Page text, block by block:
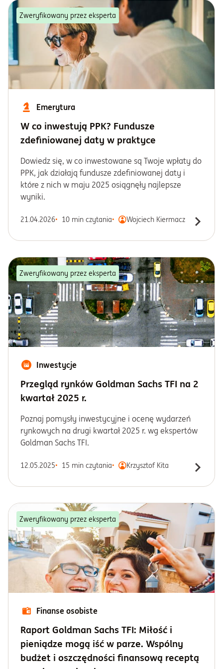
Informacje i dokumenty
O nas
Otwórz konto
Zweryfikowany przez eksperta
Emerytura
W co inwestują PPK? Fundusze
zdefiniowanej daty w praktyce
Dowiedz się, w co inwestowane są Twoje wpłaty do
PPK, jak działają fundusze zdefiniowanej daty i
które z nich w maju 2025 osiągnęły najlepsze
wyniki.
21.04.2026 10 min czytania Wojciech Kiermacz
Zweryfikowany przez eksperta
Inwestycje
Przegląd rynków Goldman Sachs TFI na 2
kwartał 2025 r.
Poznaj pomysły inwestycyjne i ocenę wydarzeń
rynkowych na drugi kwartał 2025 r. wg ekspertów
Goldman Sachs TFI.
12.05.2025 15 min czytania Krzysztof Kita
Zweryfikowany przez eksperta
Finanse osobiste
Raport Goldman Sachs TFI: Miłość i
pieniądze mogą iść w parze. Wspólny
budżet i oszczędności finansową receptą